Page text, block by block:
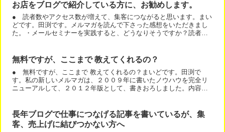
お店をブログで紹介している方に、お勧めします。
● 読者数やアクセス数が増えて、集客につながると思います。まい
どです。田渕です。メルマガを読んで下さった感想をいただきまし
た。・メールセミナーを実践すると、どうなりそうですか？読者数
無料ですが、ここまで 教えてくれるの？
● 無料ですが、ここまで 教えてくれるの？まいどです。田渕で
す。私の新しいメルマガは、２００９年に書いたノウハウを完全リ
ニューアルして、２０１２年版として、書きおろしました。内容が
長年ブログで仕事につなげる記事を書いているが、集
客、売上げに結びつかない方へ